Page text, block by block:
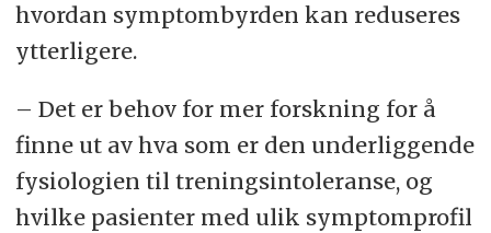
hvordan symptombyrden kan reduseres
ytterligere.
– Det er behov for mer forskning for å
finne ut av hva som er den underliggende
fysiologien til treningsintoleranse, og
hvilke pasienter med ulik symptomprofil